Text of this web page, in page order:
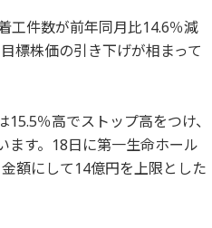
工件数が前年同月比14.6％減
標株価の引き下げが相まって
15.5％高でストップ高をつけ、
ます。18日に第一生命ホール
額にして14億円を上限とした